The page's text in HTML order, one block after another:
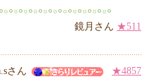
鏡月さん ★511
さん ★4857